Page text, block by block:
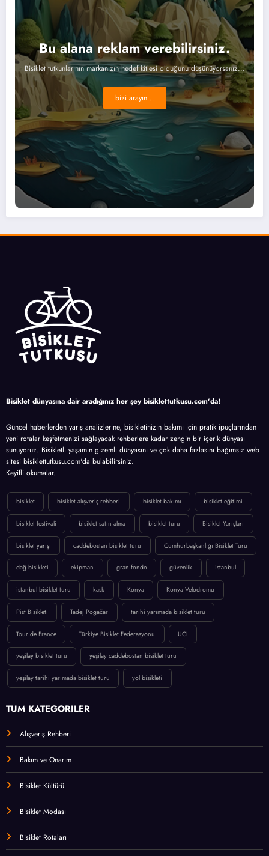
Bu alana reklam verebilirsiniz.
Bisiklet tutkunlarının markanızın hedef kitlesi olduğunu düşünüyorsanız...
bizi arayın...
Bisiklet dünyasına dair aradığınız her şey bisiklettutkusu.com'da!
Güncel haberlerden yarış analizlerine, bisikletinizin bakımı için pratik ipuçlarından
yeni rotalar keşfetmenizi sağlayacak rehberlere kadar zengin bir içerik dünyası
sunuyoruz. Bisikletli yaşamın gizemli dünyasını ve çok daha fazlasını bağımsız web
sitesi bisiklettutkusu.com'da bulabilirsiniz.
Keyifli okumalar.
bisiklet bisiklet alışveriş rehberi bisiklet bakımı bisiklet eğitimi
bisiklet festivali bisiklet satın alma bisiklet turu Bisiklet Yarışları
bisiklet yarışı caddebostan bisiklet turu Cumhurbaşkanlığı Bisiklet Turu
dağ bisikleti ekipman gran fondo güvenlik istanbul
istanbul bisiklet turu kask Konya Konya Velodromu
Pist Bisikleti Tadej Pogačar tarihi yarımada bisiklet turu
Tour de France Türkiye Bisiklet Federasyonu UCI
yeşilay bisiklet turu yeşilay caddebostan bisiklet turu
yeşilay tarihi yarımada bisiklet turu yol bisikleti
TÜM KATEGORİLER
Alışveriş Rehberi
Bakım ve Onarım
Bisiklet Kültürü
Bisiklet Modası
Bisiklet Rotaları